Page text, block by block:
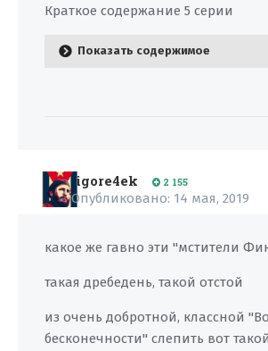
Краткое содержание 5 серии
Показать содержимое
igore4ek 2 155
Опубликовано: 14 мая, 2019
какое же гавно эти "мстители
такая дребедень, такой отстой
из очень добротной, классной
бесконечности" слепить вот такой